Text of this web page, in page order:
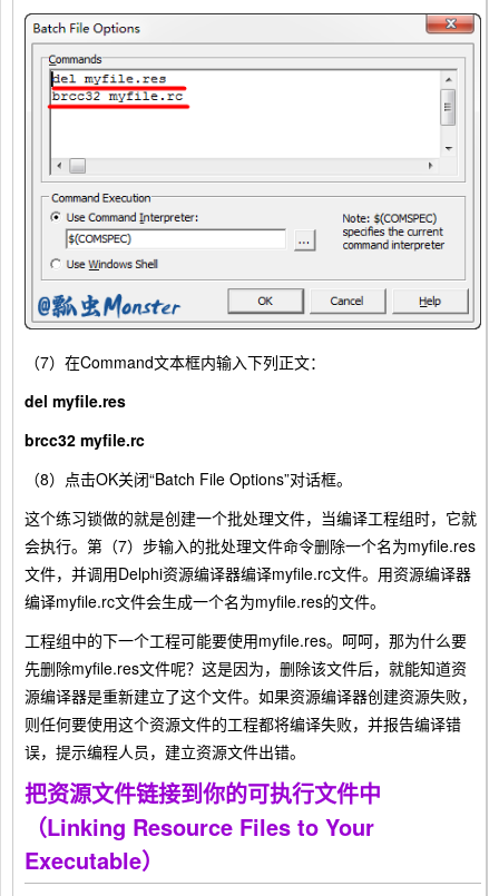
（7）在Command文本框内输入下列正文：
del myfile.res
brcc32 myfile.rc
（8）点击OK关闭“Batch File Options”对话框。
这个练习锁做的就是创建一个批处理文件，当编译工程组时，它就
会执行。第（7）步输入的批处理文件命令删除一个名为myfile.res
文件，并调用Delphi资源编译器编译myfile.rc文件。用资源编译器
编译myfile.rc文件会生成一个名为myfile.res的文件。
工程组中的下一个工程可能要使用myfile.res。呵呵，那为什么要
先删除myfile.res文件呢？这是因为，删除该文件后，就能知道资
源编译器是重新建立了这个文件。如果资源编译器创建资源失败，
则任何要使用这个资源文件的工程都将编译失败，并报告编译错
误，提示编程人员，建立资源文件出错。
把资源文件链接到你的可执行文件中
（Linking Resource Files to Your
Executable）